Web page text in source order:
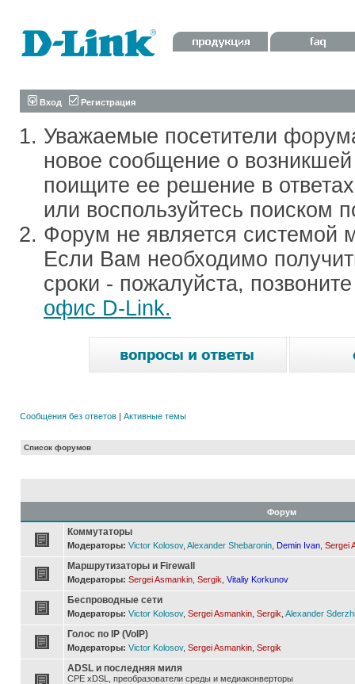
Вход Регистрация
Уважаемые посетители
новое сообщение о
поищите ее решение в
или воспользуйтесь поиском
Форум не является системой
Если Вам необходимо
сроки - пожалуйста,
офис D-Link.
Сообщения без ответов | Активные темы
Список форумов
Форум
Коммутаторы
Модераторы: Victor Kolosov, Alexander Shebaronin Demin Ivan Sergei
Маршрутизаторы и Firewall
Модераторы: Sergei Asmankin Sergik Vitaliy Korkunov
Беспроводные сети
Модераторы: Victor Kolosov, Sergei Asmankin Sergik Alexander
Голос по IP (VoIP)
Модераторы: Victor Kolosov, Sergei Asmankin Sergik
ADSL и последняя миля
CPE xDSL, преобразователи среды и медиаконверторы